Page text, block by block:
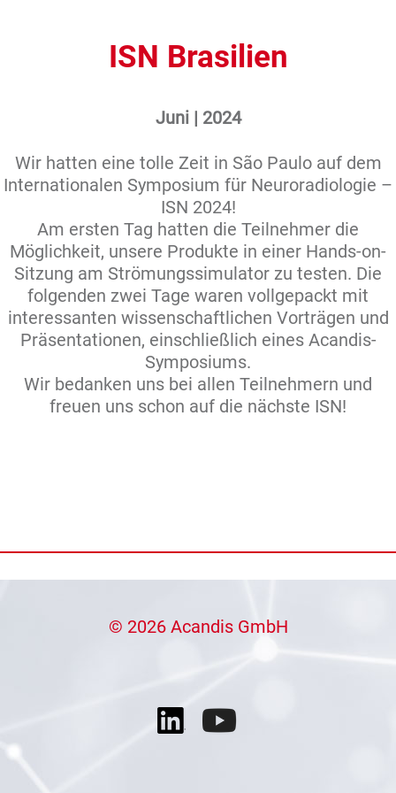
ISN Brasilien
Juni | 2024
Wir hatten eine tolle Zeit in São Paulo auf dem
Internationalen Symposium für Neuroradiologie –
ISN 2024!
Am ersten Tag hatten die Teilnehmer die
Möglichkeit, unsere Produkte in einer Hands-on-
Sitzung am Strömungssimulator zu testen. Die
folgenden zwei Tage waren vollgepackt mit
interessanten wissenschaftlichen Vorträgen und
Präsentationen, einschließlich eines Acandis-
Symposiums.
Wir bedanken uns bei allen Teilnehmern und
freuen uns schon auf die nächste ISN!
© 2026 Acandis GmbH